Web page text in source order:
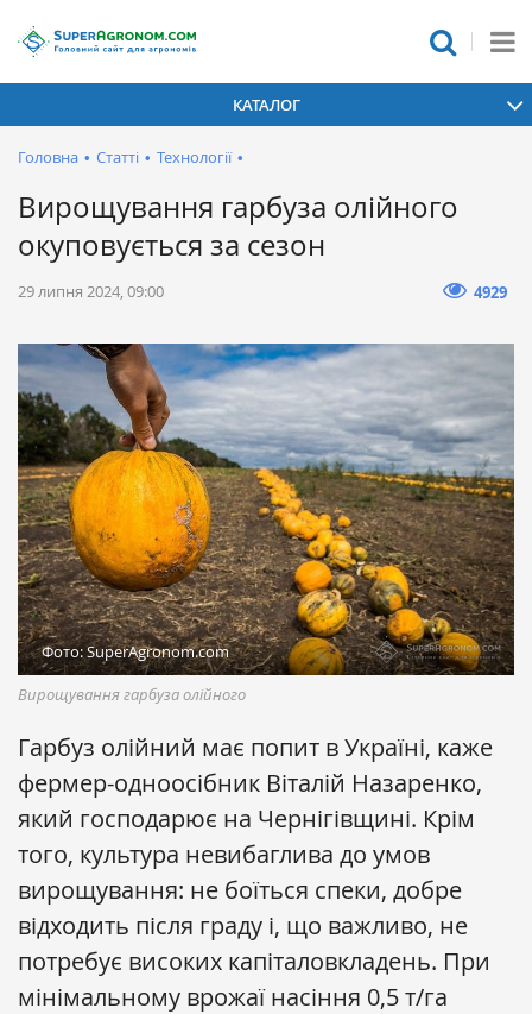
КАТАЛОГ
Головна • Статті • Технології •
Вирощування гарбуза олійного
окуповується за сезон
29 липня 2024, 09:00 4929
Фото: SuperAgronom.com
Вирощування гарбуза олійного
Гарбуз олійний має попит в Україні, каже
фермер-одноосібник Віталій Назаренко,
який господарює на Чернігівщині. Крім
того, культура невибаглива до умов
вирощування: не боїться спеки, добре
відходить після граду і, що важливо, не
потребує високих капіталовкладень. При
мінімальному врожаї насіння 0,5 т/га